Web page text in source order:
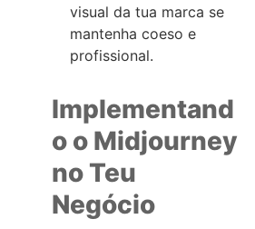
visual da tua marca se
mantenha coeso e
profissional.
Implementand
o o Midjourney
no Teu
Negócio